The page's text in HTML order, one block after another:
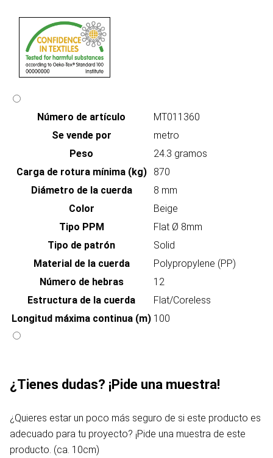
Número de artículo
MT011360
Se vende por
metro
Peso
24.3 gramos
Carga de rotura mínima (kg)
870
Diámetro de la cuerda
8 mm
Color
Beige
Tipo PPM
Flat Ø 8mm
Tipo de patrón
Solid
Material de la cuerda
Polypropylene (PP)
Número de hebras
12
Estructura de la cuerda
Flat/Coreless
Longitud máxima continua (m) 100
¿Tienes dudas? ¡Pide una muestra!
¿Quieres estar un poco más seguro de si este producto es
adecuado para tu proyecto? ¡Pide una muestra de este
producto. (ca. 10cm)